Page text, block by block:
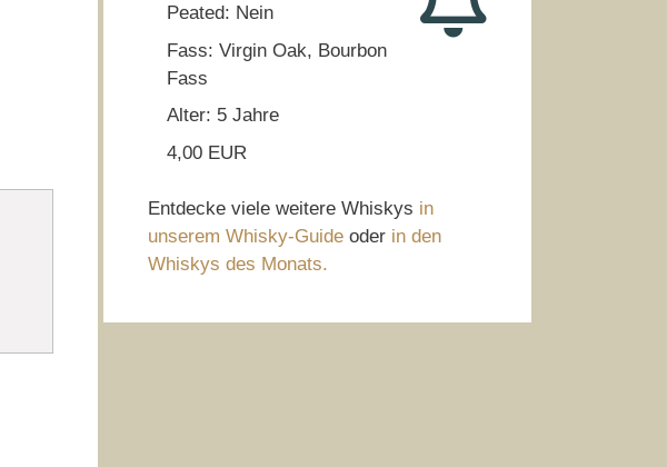
Peated: Nein
Fass: Virgin Oak, Bourbon
Fass
Alter: 5 Jahre
4,00 EUR
Entdecke viele weitere Whiskys in
unserem Whisky-Guide oder in den
Whiskys des Monats.